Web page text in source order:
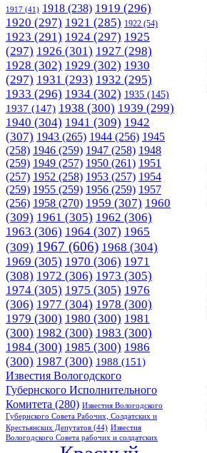
1917 (41) 1918 (238) 1919 (296)
1920 (297) 1921 (285) 1922 (54)
1923 (291) 1924 (297) 1925
(297) 1926 (301) 1927 (298)
1928 (302) 1929 (302) 1930
(297) 1931 (293) 1932 (295)
1933 (296) 1934 (302) 1935 (145)
1937 (147) 1938 (300) 1939 (299)
1940 (304) 1941 (309) 1942
(307) 1943 (265) 1944 (256) 1945
(258) 1946 (259) 1947 (258) 1948
(259) 1949 (257) 1950 (261) 1951
(257) 1952 (258) 1953 (257) 1954
(259) 1955 (259) 1956 (259) 1957
(256) 1958 (270) 1959 (307) 1960
(309) 1961 (305) 1962 (306)
1963 (306) 1964 (307) 1965
(309) 1967 (606) 1968 (304)
1969 (305) 1970 (306) 1971
(308) 1972 (306) 1973 (305)
1974 (305) 1975 (305) 1976
(306) 1977 (304) 1978 (300)
1979 (300) 1980 (300) 1981
(300) 1982 (300) 1983 (300)
1984 (300) 1985 (300) 1986
(300) 1987 (300) 1988 (151)
Известия Вологодского
Губернского Исполнительного
Комитета (280) Известия Вологодского
Губернского Совета Рабочих, Солдатских и
Крестьянских Депутатов (44) Известия
Вологодского Совета рабочих и солдатских